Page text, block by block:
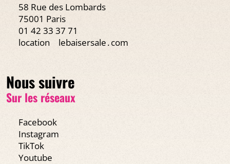
58 Rue des Lombards
75001 Paris
01 42 33 37 71
location
lebaisersale․com
Nous suivre
Sur les réseaux
Facebook
Instagram
TikTok
Youtube